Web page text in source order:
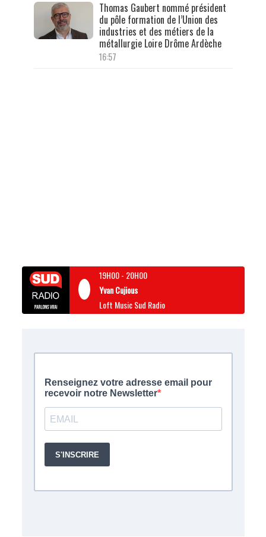
Thomas Gaubert nommé président
du pôle formation de l’Union des
industries et des métiers de la
métallurgie Loire Drôme Ardèche
16:57
19H00- 20H00
Yvan Cujious
Loft Music Sud Radio